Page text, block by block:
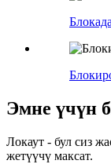
Эмне үчүн
Локаут - бул сиз
жетүүчү максат.